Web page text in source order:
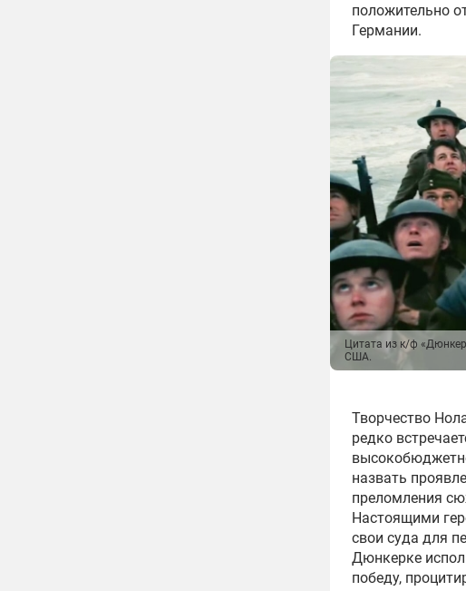
положительно
Германии.
Цитата из к/ф
США.
Творчество
редко
назвать
преломления
Настоящими
свои суда для
Дюнкерке
победу,